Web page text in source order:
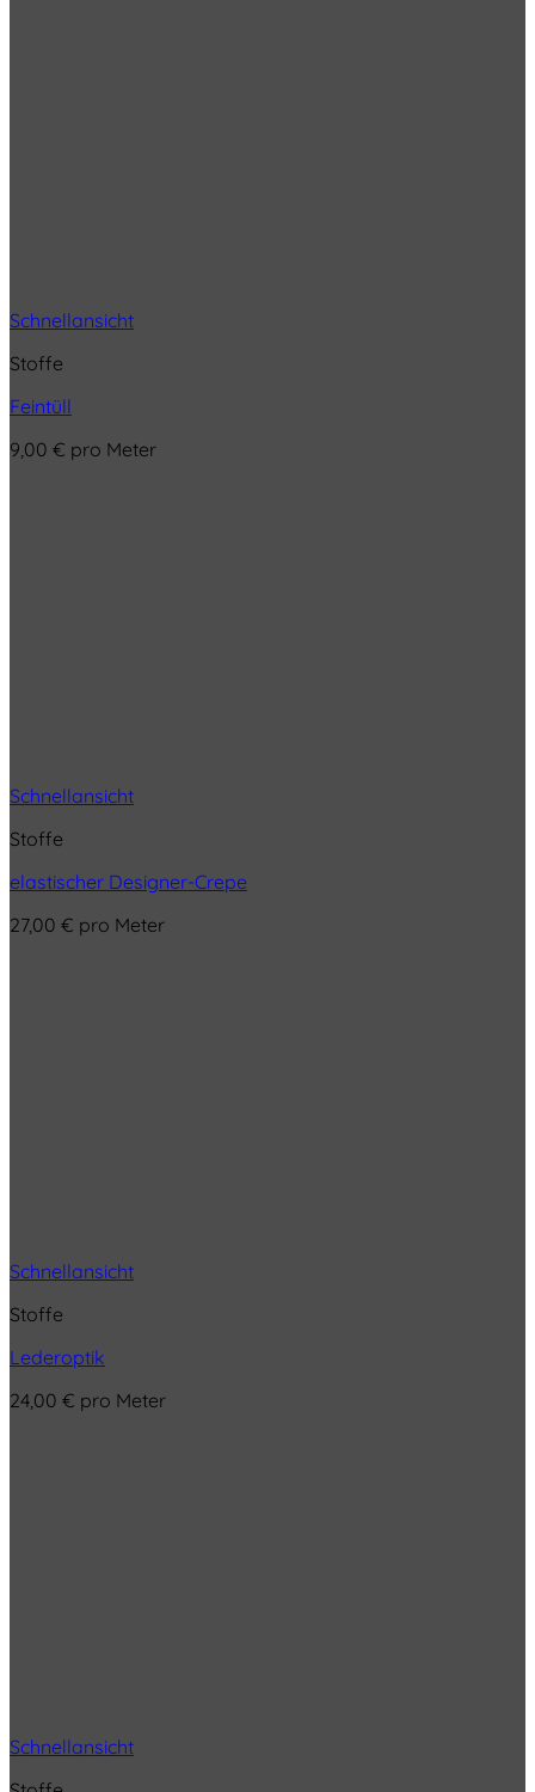
Schnellansicht
Stoffe
Feintüll
9,00 € pro Meter
Schnellansicht
Stoffe
elastischer Designer-Crepe
27,00 € pro Meter
Schnellansicht
Stoffe
Lederoptik
24,00 € pro Meter
Schnellansicht